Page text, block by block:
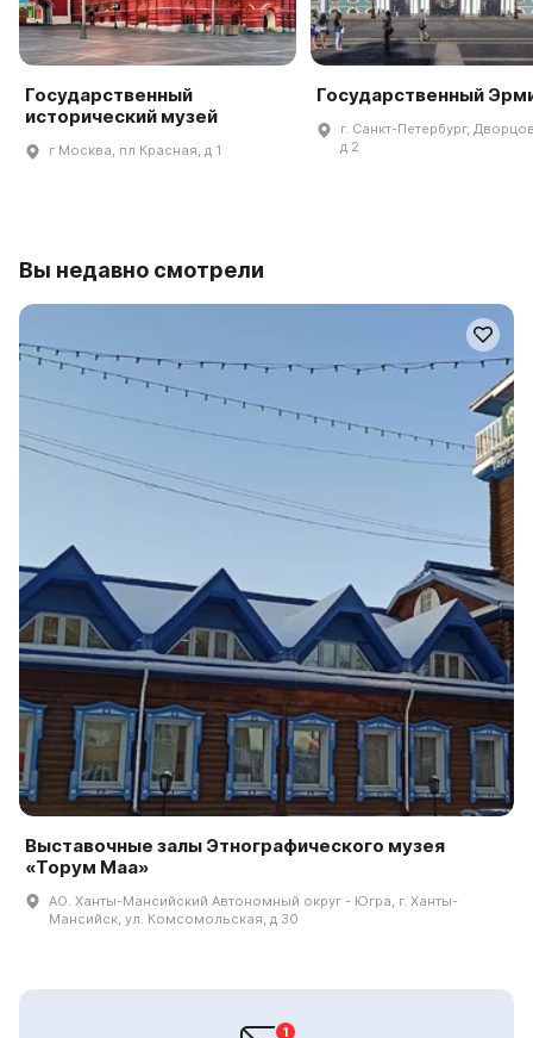
Государственный
исторический музей
г Москва, пл Красная, д 1
Государственный
г. Санкт-Петербург,
д 2
Вы недавно смотрели
Выставочные залы Этнографического музея
«Торум Маа»
АО. Ханты-Мансийский Автономный округ - Югра, г. Ханты-
Мансийск, ул. Комсомольская, д 30